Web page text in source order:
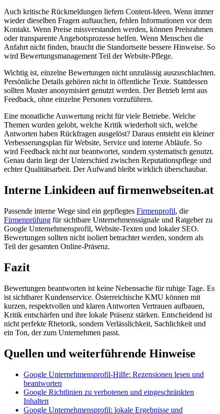
Auch kritische Rückmeldungen liefern Content-Ideen. Wenn immer
wieder dieselben Fragen auftauchen, fehlen Informationen vor dem
Kontakt. Wenn Preise missverstanden werden, können Preisrahmen
oder transparente Angebotsprozesse helfen. Wenn Menschen die
Anfahrt nicht finden, braucht die Standortseite bessere Hinweise. So
wird Bewertungsmanagement Teil der Website-Pflege.
Wichtig ist, einzelne Bewertungen nicht unzulässig auszuschlachten.
Persönliche Details gehören nicht in öffentliche Texte. Stattdessen
sollten Muster anonymisiert genutzt werden. Der Betrieb lernt aus
Feedback, ohne einzelne Personen vorzuführen.
Eine monatliche Auswertung reicht für viele Betriebe. Welche
Themen wurden gelobt, welche Kritik wiederholt sich, welche
Antworten haben Rückfragen ausgelöst? Daraus entsteht ein kleiner
Verbesserungsplan für Website, Service und interne Abläufe. So
wird Feedback nicht nur beantwortet, sondern systematisch genutzt.
Genau darin liegt der Unterschied zwischen Reputationspflege und
echter Qualitätsarbeit. Der Aufwand bleibt wirklich überschaubar.
Interne Linkideen auf firmenwebseiten.at
Passende interne Wege sind ein gepflegtes Firmenprofil, die
Firmenprüfung für sichtbare Unternehmenssignale und Ratgeber zu
Google Unternehmensprofil, Website-Texten und lokaler SEO.
Bewertungen sollten nicht isoliert betrachtet werden, sondern als
Teil der gesamten Online-Präsenz.
Fazit
Bewertungen beantworten ist keine Nebensache für ruhige Tage. Es
ist sichtbarer Kundenservice. Österreichische KMU können mit
kurzen, respektvollen und klaren Antworten Vertrauen aufbauen,
Kritik entschärfen und ihre lokale Präsenz stärken. Entscheidend ist
nicht perfekte Rhetorik, sondern Verlässlichkeit, Sachlichkeit und
ein Ton, der zum Unternehmen passt.
Quellen und weiterführende Hinweise
Google Unternehmensprofil-Hilfe: Rezensionen lesen und
beantworten
Google Richtlinien zu verbotenen und eingeschränkten
Inhalten
Google Unternehmensprofil: lokale Ergebnisse und